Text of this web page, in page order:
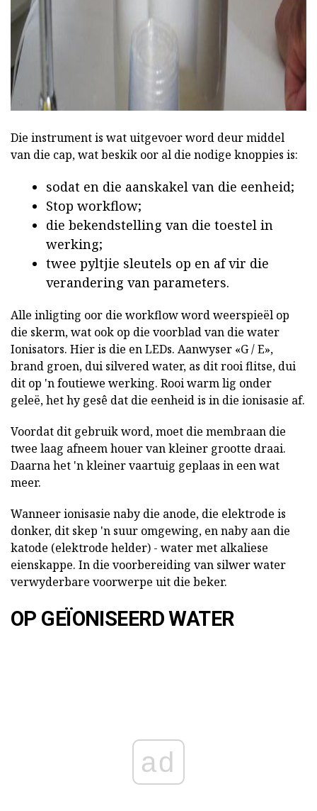
Die instrument is wat uitgevoer word deur middel
van die cap, wat beskik oor al die nodige knoppies is:
sodat en die aanskakel van die eenheid;
Stop workflow;
die bekendstelling van die toestel in
werking;
twee pyltjie sleutels op en af vir die
verandering van parameters.
Alle inligting oor die workflow word weerspieël op
die skerm, wat ook op die voorblad van die water
Ionisators. Hier is die en LEDs. Aanwyser «G / E»,
brand groen, dui silvered water, as dit rooi flitse, dui
dit op 'n foutiewe werking. Rooi warm lig onder
geleë, het hy gesê dat die eenheid is in die ionisasie af.
Voordat dit gebruik word, moet die membraan die
twee laag afneem houer van kleiner grootte draai.
Daarna het 'n kleiner vaartuig geplaas in een wat
meer.
Wanneer ionisasie naby die anode, die elektrode is
donker, dit skep 'n suur omgewing, en naby aan die
katode (elektrode helder) - water met alkaliese
eienskappe. In die voorbereiding van silwer water
verwyderbare voorwerpe uit die beker.
OP GEÏONISEERD WATER
ad